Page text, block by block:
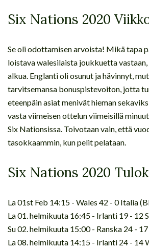
Six Nations 2020
Se oli odottamisen arvoista! Mikä tapa
loistava walesilaista joukkuetta
alkua. Englanti oli osunut ja hävinnyt,
tarvitsemansa bonuspistevoiton, jotta
eteenpäin asiat menivät hieman
vasta viimeisen ottelun viimeisillä
Six Nationsissa. Toivotaan vain, että
tasokkaammin, kun pelit pelataan.
Six Nations 2020
La 01st Feb 14:15 - Wales 42 - 0 Italia
La 01. helmikuuta 16:45 - Irlanti 19 - 12
Su 02. helmikuuta 15:00 - Ranska 24 -
La 08. helmikuuta 14:15 - Irlanti 24 - 14